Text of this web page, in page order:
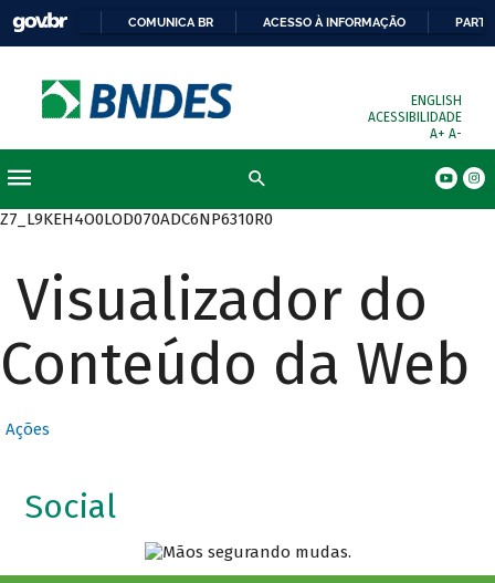
COMUNICA BR ACESSO À INFORMAÇÃO
ENGLISH
ACESSIBILIDADE
A+ A-
Z7_L9KEH4O0LOD070ADC6NP6310R0
Visualizador do
Conteúdo da Web
Ações
Social